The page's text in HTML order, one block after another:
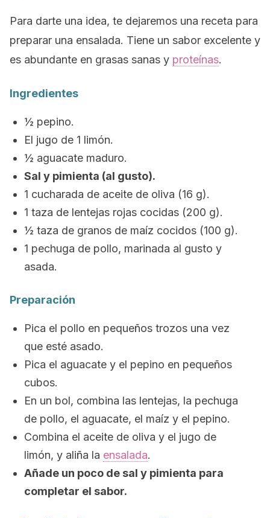
Para darte una idea, te dejaremos una receta para
preparar una ensalada. Tiene un sabor excelente y
es abundante en grasas sanas y proteínas.
Ingredientes
½ pepino.
El jugo de 1 limón.
½ aguacate maduro.
Sal y pimienta (al gusto).
1 cucharada de aceite de oliva (16 g).
1 taza de lentejas rojas cocidas (200 g).
½ taza de granos de maíz cocidos (100 g).
1 pechuga de pollo, marinada al gusto y
asada.
Preparación
Pica el pollo en pequeños trozos una vez
que esté asado.
Pica el aguacate y el pepino en pequeños
cubos.
En un bol, combina las lentejas, la pechuga
de pollo, el aguacate, el maíz y el pepino.
Combina el aceite de oliva y el jugo de
limón, y aliña la ensalada.
Añade un poco de sal y pimienta para
completar el sabor.